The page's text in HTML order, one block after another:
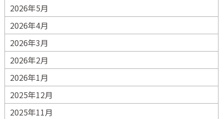
2026年5月
2026年4月
2026年3月
2026年2月
2026年1月
2025年12月
2025年11月